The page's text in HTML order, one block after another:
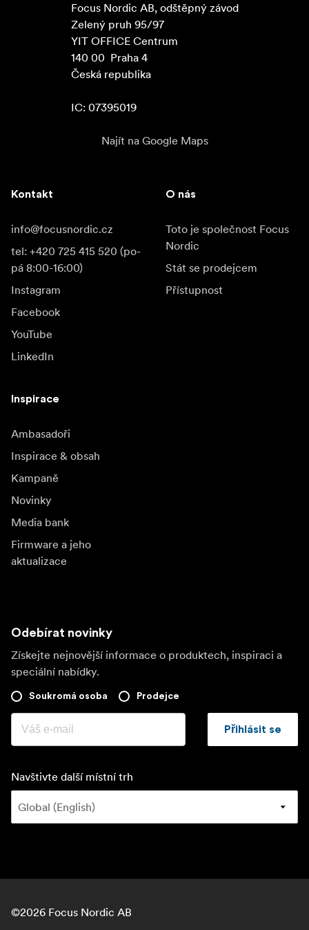
Focus Nordic AB, odštěpný závod
Zelený pruh 95/97
YIT OFFICE Centrum
140 00  Praha 4
Česká republika
IC: 07395019
Najít na Google Maps
Kontakt
info@focusnordic.cz
tel: +420 725 415 520 (po-
pá 8:00-16:00)
Instagram
Facebook
YouTube
LinkedIn
O nás
Toto je společnost Focus
Nordic
Stát se prodejcem
Přístupnost
Inspirace
Ambasadoři
Inspirace & obsah
Kampaně
Novinky
Media bank
Firmware a jeho
aktualizace
Odebírat novinky
Získejte nejnovější informace o produktech, inspiraci a
speciální nabídky.
Soukromá osoba Prodejce
Přihlásit se
Navštivte další místní trh
©2026 Focus Nordic AB